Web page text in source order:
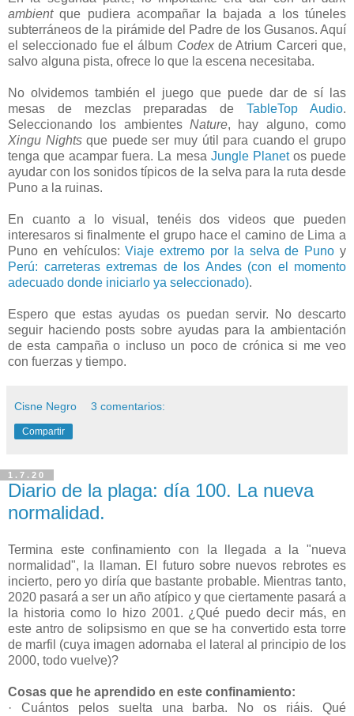
ambientque pudiera acompañar la bajada a los túneles
subterráneos de la pirámide del Padre de los Gusanos. Aquí
el seleccionado fue el álbum Codexde Atrium Carceri que,
salvo alguna pista, ofrece lo que la escena necesitaba.
No olvidemos también el juego que puede dar de sí las
mesas de mezclas preparadas deTableTop Audio.
Seleccionando los ambientes Nature, hay alguno, como
Xingu Nightsque puede ser muy útil para cuando el grupo
tenga que acampar fuera. La mesa Jungle Planetos puede
ayudar con los sonidos típicos de la selva para la ruta desde
Puno a la ruinas.
En cuanto a lo visual, tenéis dos videos que pueden
interesaros si finalmente el grupo hace el camino de Lima a
Puno en vehículos:Viaje extremo por la selva de Puno y
Perú: carreteras extremas de los Andes (con el momento
adecuado donde iniciarlo ya seleccionado).
Espero que estas ayudas os puedan servir. No descarto
seguir haciendo posts sobre ayudas para la ambientación
de esta campaña o incluso un poco de crónica si me veo
con fuerzas y tiempo.
Cisne Negro 3 comentarios:
Compartir
1.7.20
Diario de la plaga: día 100. La nueva
normalidad.
Termina este confinamiento con la llegada a la "nueva
normalidad", la llaman. El futuro sobre nuevos rebrotes es
incierto, pero yo diría que bastante probable. Mientras tanto,
2020 pasará a ser un año atípico y que ciertamente pasará a
la historia como lo hizo 2001. ¿Qué puedo decir más, en
este antro de solipsismo en que se ha convertido esta torre
de marfil (cuya imagen adornaba el lateral al principio de los
2000, todo vuelve)?
Cosas que he aprendido en este confinamiento:
· Cuántos pelos suelta una barba. No os riáis. Qué